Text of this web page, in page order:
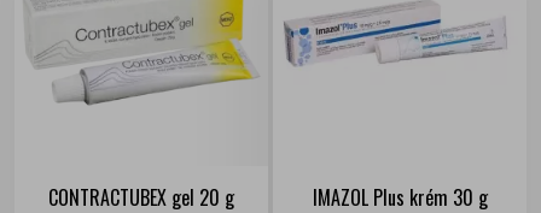
CONTRACTUBEX gel 20 g IMAZOL Plus krém 30 g